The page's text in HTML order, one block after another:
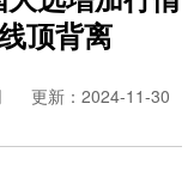
顶背离
更新：2024-11-30